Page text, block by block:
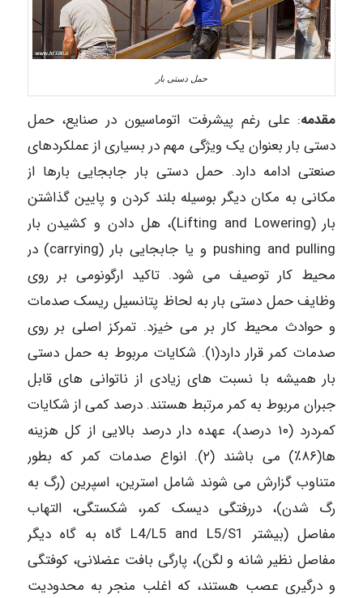
حمل دستی بار
مقدمه: علی رغم پیشرفت اتوماسیون در صنایع، حمل
دستی بار بعنوان یک ویژگی مهم در بسیاری از عملکردهای
صنعتی ادامه دارد. حمل دستی بار جابجایی بارها از
مکانی به مکان دیگر بوسیله بلند کردن و پایین گذاشتن
بار (Lifting and Lowering)، هل دادن و کشیدن بار
pushing and pulling و یا جابجایی بار (carrying) در
محیط کار توصیف می شود. تاکید ارگونومی بر روی
وظایف حمل دستی بار به لحاظ پتانسیل ریسک صدمات
و حوادث محیط کار بر می خیزد. تمرکز اصلی بر روی
صدمات کمر قرار دارد(۱). شکایات مربوط به حمل دستی
بار همیشه با نسبت های زیادی از ناتوانی های قابل
جبران مربوط به کمر مرتبط هستند. درصد کمی از شکایات
کمردرد (۱۰ درصد)، عهده دار درصد بالایی از کل هزینه
ها(۸۶٪) می باشند (۲). انواع صدمات کمر که بطور
متناوب گزارش می شوند شامل استرین، اسپرین (رگ به
رگ شدن)، دررفتگی دیسک کمر، شکستگی، التهاب
مفاصل (بیشتر L4/L5 and L5/S1 گاه به گاه دیگر
مفاصل نظیر شانه و لگن)، پارگی بافت عضلانی، کوفتگی
و درگیری عصب هستند، که اغلب منجر به محدودیت